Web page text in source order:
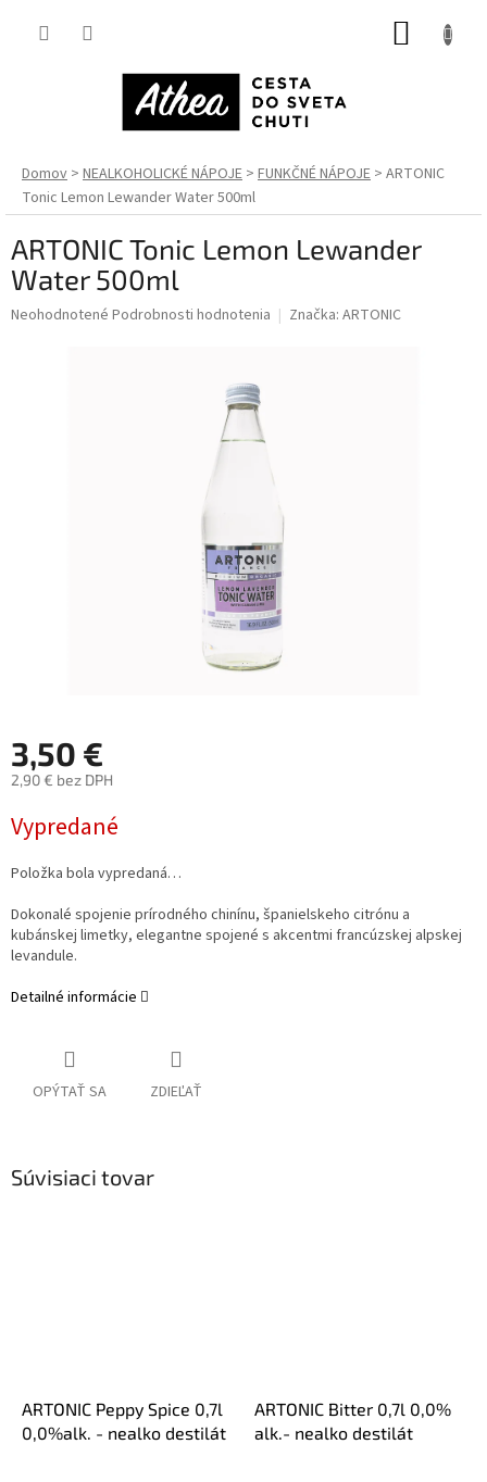
Domov NEALKOHOLICKÉ NÁPOJE FUNKČNÉ NÁPOJE
ARTONIC
Tonic Lemon Lewander Water 500ml
ARTONIC Tonic Lemon Lewander
Water 500ml
Priemerné
Neohodnotené Podrobnosti hodnotenia Značka: ARTONIC
3,50 €
2,90 € bez DPH
cena:
Vypredané
Položka bola vypredaná…
Dokonalé spojenie prírodného chinínu, španielskeho citrónu a
kubánskej limetky, elegantne spojené s akcentmi francúzskej alpskej
levandule.
Detailné informácie
OPÝTAŤ SA ZDIEĽAŤ
Súvisiaci tovar
ARTONIC Peppy Spice 0,7l
0,0%alk. - nealko destilát
ARTONIC Bitter 0,7l 0,0%
alk.- nealko destilát